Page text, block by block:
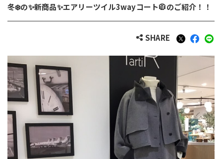
冬❄️の✨新商品✨エアリーツイル3wayコート🧥のご紹介！！
SHARE